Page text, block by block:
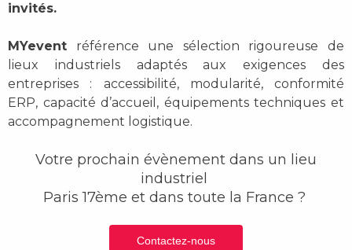
invités.
MYevent référence une sélection rigoureuse de
lieux industriels adaptés aux exigences des
entreprises : accessibilité, modularité, conformité
ERP, capacité d’accueil, équipements techniques et
accompagnement logistique.
Votre prochain évènement dans un lieu
industriel
Paris 17ème et dans toute la France ?
Contactez-nous